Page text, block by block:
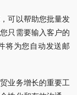
可以帮助您批量发
只需要输入客户的
将为您自动发送邮
业务增长的重要工